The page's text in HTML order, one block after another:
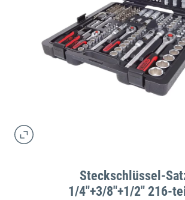
Steckschlüssel-
1/4"+3/8"+1/2" 216-